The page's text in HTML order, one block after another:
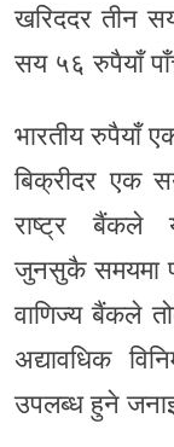
खरिददर तीन
सय ५६ रुपैयाँ
भारतीय रुपैयाँ
बिक्रीदर एक
राष्ट्र बैंकले
जुनसुकै समयमा
वाणिज्य बैंकले
अद्यावधिक
उपलब्ध हुने